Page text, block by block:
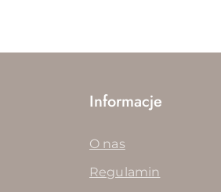
Informacje
O nas
Regulamin